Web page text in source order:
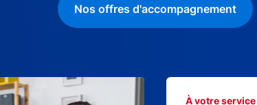
Nos offres d'accompagnement
À votre